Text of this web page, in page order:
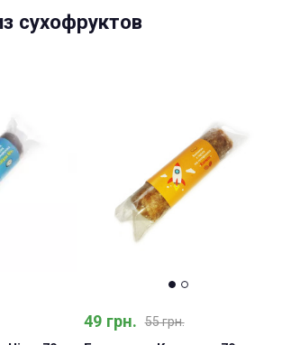
сухофруктов
49 грн. 55 грн.